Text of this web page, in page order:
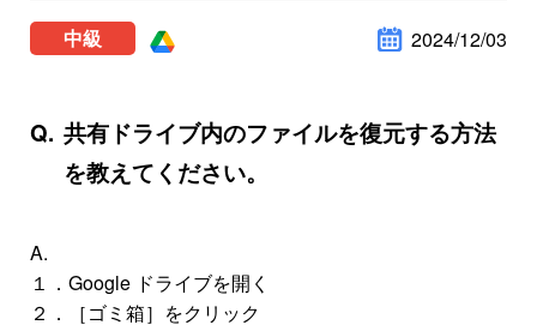
中級 2024/12/03
共有ドライブ内のファイルを復元する方法
を教えてください。
A.
１．Google ドライブを開く
２．［ゴミ箱］をクリック